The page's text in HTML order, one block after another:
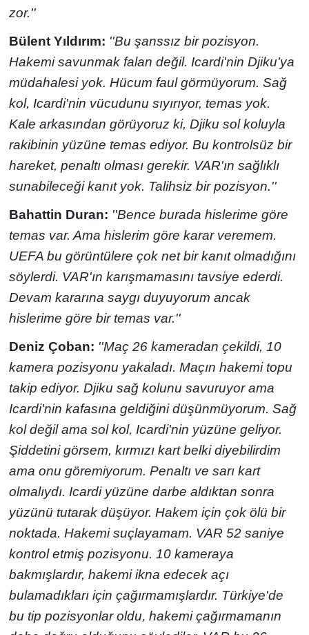
zor.''
Bülent Yıldırım: ''Bu şanssız bir pozisyon.
Hakemi savunmak falan değil. Icardi'nin Djiku'ya
müdahalesi yok. Hücum faul görmüyorum. Sağ
kol, Icardi'nin vücudunu sıyırıyor, temas yok.
Kale arkasından görüyoruz ki, Djiku sol koluyla
rakibinin yüzüne temas ediyor. Bu kontrolsüz bir
hareket, penaltı olması gerekir. VAR'ın sağlıklı
sunabileceği kanıt yok. Talihsiz bir pozisyon.''
Bahattin Duran: ''Bence burada hislerime göre
temas var. Ama hislerim göre karar veremem.
UEFA bu görüntülere çok net bir kanıt olmadığını
söylerdi. VAR'ın karışmamasını tavsiye ederdi.
Devam kararına saygı duyuyorum ancak
hislerime göre bir temas var.''
Deniz Çoban: ''Maç 26 kameradan çekildi, 10
kamera pozisyonu yakaladı. Maçın hakemi topu
takip ediyor. Djiku sağ kolunu savuruyor ama
Icardi'nin kafasına geldiğini düşünmüyorum. Sağ
kol değil ama sol kol, Icardi'nin yüzüne geliyor.
Şiddetini görsem, kırmızı kart belki diyebilirdim
ama onu göremiyorum. Penaltı ve sarı kart
olmalıydı. Icardi yüzüne darbe aldıktan sonra
yüzünü tutarak düşüyor. Hakem için çok ölü bir
noktada. Hakemi suçlayamam. VAR 52 saniye
kontrol etmiş pozisyonu. 10 kameraya
bakmışlardır, hakemi ikna edecek açı
bulamadıkları için çağırmamışlardır. Türkiye'de
bu tip pozisyonlar oldu, hakemi çağırmamanın